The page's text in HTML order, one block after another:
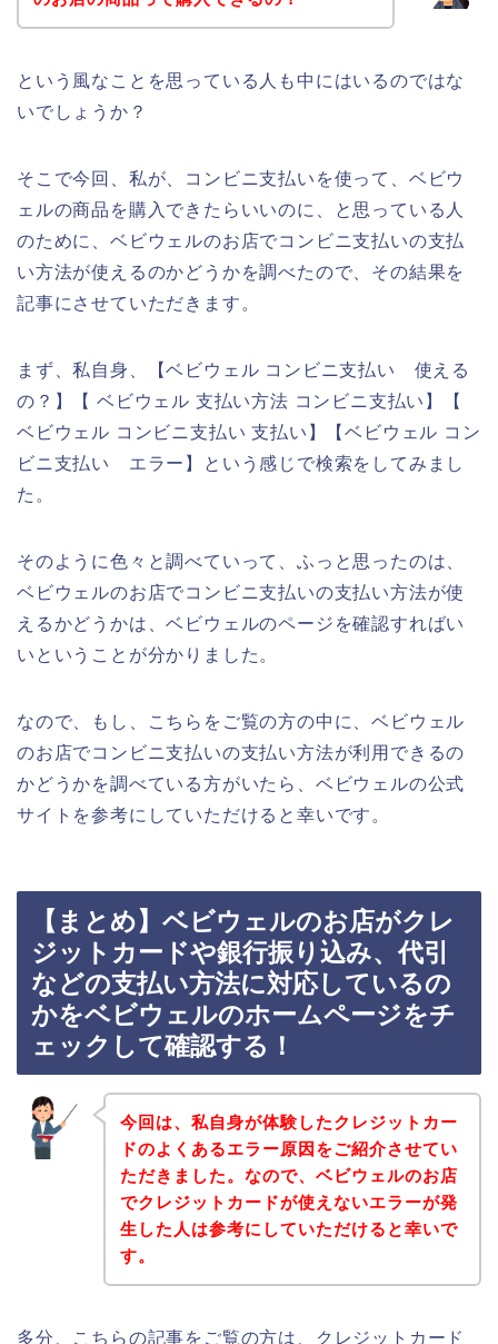
という風なことを思っている人も中にはいるのではな
いでしょうか？
そこで今回、私が、コンビニ支払いを使って、ベビウ
ェルの商品を購入できたらいいのに、と思っている人
のために、ベビウェルのお店でコンビニ支払いの支払
い方法が使えるのかどうかを調べたので、その結果を
記事にさせていただきます。
まず、私自身、【ベビウェル コンビニ支払い 使える
の？】【 ベビウェル 支払い方法 コンビニ支払い】【
ベビウェル コンビニ支払い 支払い】【ベビウェル コン
ビニ支払い エラー】という感じで検索をしてみまし
た。
そのように色々と調べていって、ふっと思ったのは、
ベビウェルのお店でコンビニ支払いの支払い方法が使
えるかどうかは、ベビウェルのページを確認すればい
いということが分かりました。
なので、もし、こちらをご覧の方の中に、ベビウェル
のお店でコンビニ支払いの支払い方法が利用できるの
かどうかを調べている方がいたら、ベビウェルの公式
サイトを参考にしていただけると幸いです。
【まとめ】ベビウェルのお店がクレ
ジットカードや銀行振り込み、代引
などの支払い方法に対応しているの
かをベビウェルのホームページをチ
ェックして確認する！
今回は、私自身が体験したクレジットカー
ドのよくあるエラー原因をご紹介させてい
ただきました。なので、ベビウェルのお店
でクレジットカードが使えないエラーが発
生した人は参考にしていただけると幸いで
す。
多分、こちらの記事をご覧の方は、クレジットカード